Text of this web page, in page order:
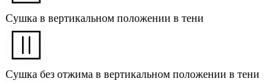
Сушка в вертикальном положении в тени
Сушка без отжима в вертикальном положении в тени